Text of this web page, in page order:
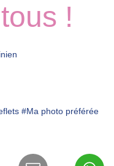
!
#Ma photo préférée